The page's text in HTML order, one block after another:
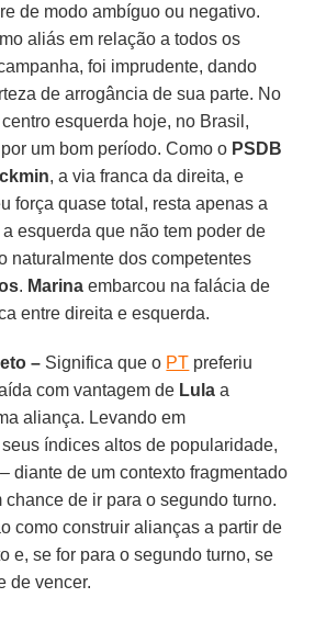
de modo ambíguo ou negativo.
aliás em relação a todos os
foi imprudente, dando
de arrogância de sua parte. No
esquerda hoje, no Brasil,
um bom período. Como o PSDB
, a via franca da direita, e
força quase total, resta apenas a
esquerda que não tem poder de
naturalmente dos competentes
. Marina embarcou na falácia de
entre direita e esquerda.
– Significa que o PT preferiu
com vantagem de Lula a
aliança. Levando em
índices altos de popularidade,
diante de um contexto fragmentado
chance de ir para o segundo turno.
como construir alianças a partir de
e, se for para o segundo turno, se
de vencer.